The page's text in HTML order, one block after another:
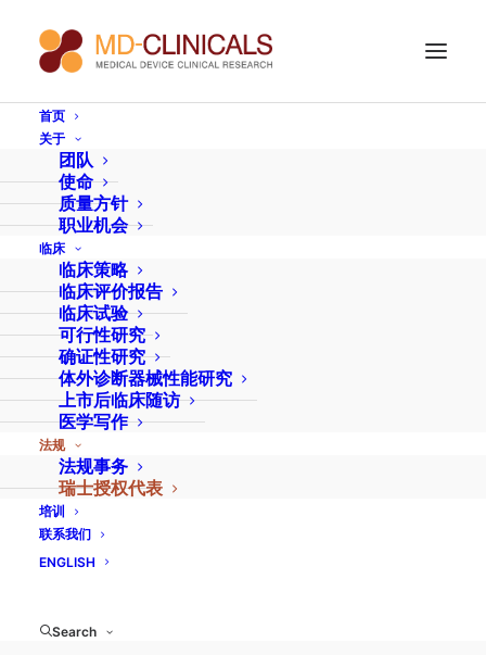
首页
关于
团队
使命
质量方针
职业机会
临床
临床策略
临床评价报告
临床试验
可行性研究
确证性研究
体外诊断器械性能研究
上市后临床随访
医学写作
法规
法规事务
瑞士授权代表
培训
联系我们
ENGLISH
Search
瑞士授权代表
您进入瑞士医疗器械和 IVD 市场的通行证。
瑞士与欧盟不再有相互协议。 因此，所有希望在瑞士
市场上保留或销售其产品的医疗器械制造商都必须指
定一名瑞士法律代表。
我们提供高度合规的专业服务，帮助制造商将产品成
功推向瑞士市场。
我们的方法简单明了：
步骤1：验证
在签署保密协议后，我们将要求您提供高级别文档的
此，我们要求提供以下文件